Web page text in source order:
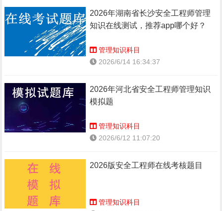
2026年湖南省长沙安全工程师管理
知识在线测试，推荐app哪个好？
管理知识科目
2026/6/14 16:34:37
2026年河北省安全工程师管理知识
模拟题
管理知识科目
2026/6/12 11:07:20
2026版安全工程师在线考核题目
管理知识科目